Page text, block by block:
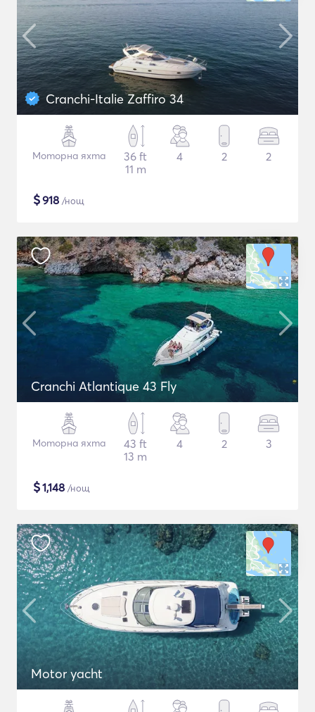
Cranchi-Italie Zaffiro 34
Моторна яхта
36 ft
11 m
4 2 2
$918 /нощ
Cranchi Atlantique 43 Fly
Моторна яхта
43 ft
13 m
4 2 3
$1,148 /нощ
Motor yacht